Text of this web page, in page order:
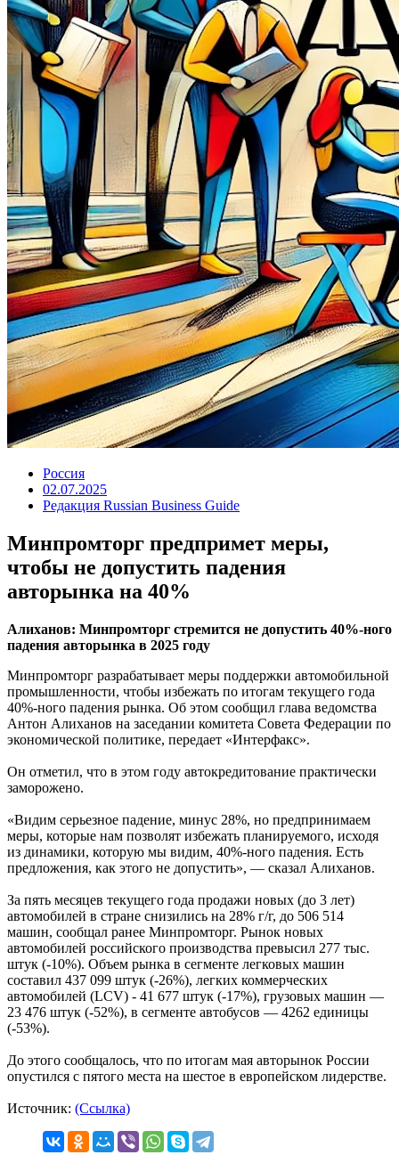
Россия
02.07.2025
Редакция Russian Business Guide
Минпромторг предпримет меры,
чтобы не допустить падения
авторынка на 40%
Алиханов: Минпромторг стремится не допустить 40%-ного
падения авторынка в 2025 году
Минпромторг разрабатывает меры поддержки автомобильной
промышленности, чтобы избежать по итогам текущего года
40%-ного падения рынка. Об этом сообщил глава ведомства
Антон Алиханов на заседании комитета Совета Федерации по
экономической политике, передает «Интерфакс».
Он отметил, что в этом году автокредитование практически
заморожено.
«Видим серьезное падение, минус 28%, но предпринимаем
меры, которые нам позволят избежать планируемого, исходя
из динамики, которую мы видим, 40%-ного падения. Есть
предложения, как этого не допустить», — сказал Алиханов.
За пять месяцев текущего года продажи новых (до 3 лет)
автомобилей в стране снизились на 28% г/г, до 506 514
машин, сообщал ранее Минпромторг. Рынок новых
автомобилей российского производства превысил 277 тыс.
штук (-10%). Объем рынка в сегменте легковых машин
составил 437 099 штук (-26%), легких коммерческих
автомобилей (LCV) - 41 677 штук (-17%), грузовых машин —
23 476 штук (-52%), в сегменте автобусов — 4262 единицы
(-53%).
До этого сообщалось, что по итогам мая авторынок России
опустился с пятого места на шестое в европейском лидерстве.
Источник: (Ссылка)